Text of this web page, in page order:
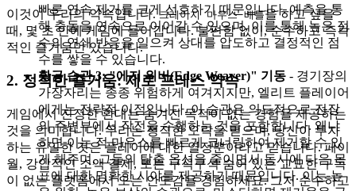
빠른 연속 제거를 크게 선호하기 때문입니다. 예측을 통
해 충돌을 연속으로 이어갈 수 있으며, 이를 통해 높은 점
수의 연쇄 반응을 일으켜 상대를 압도하고 결정적인 점
수를 쌓을 수 있습니다.
황금 습관 3: "에지 위버(Edge Weaver)" 기동 - 경기장의
가장자리는 종종 위험하게 여겨지지만, 엘리트 플레이어
에게는 전략적 이점입니다. 이 습관은 의도적으로 전장
의 주변부에서 작전을 수행하는 것을 포함합니다. 왜냐
하면 이는 적 마우스를 빠르게 코너링하여 제거할 수 있
게 해주며, 그들의 탈출 옵션을 줄이면서 동시에 다음 목
표에 대한 명확한 시야를 제공하기 때문입니다. 이는 높
이것이 우리의 약속입니다.크레이지 마우스 배틀을 하고 싶을
때, 몇 초 안에 게임에 들어갑니다. 불편함 없이, 순수하고 즉각
적인 즐거움만 있습니다.
2. 정직한 즐거움: 제로 프레스 약속
게임에서 진정한 환대는 숨겨진 목적이 없는 경험을 제공하는
것을 의미합니다. 우리는 정직한 오락을 믿으며, 당신이 투자
하는 유일한 것은 플레이에 대한 열정뿐이라고 믿습니다. 페이
월, 강압적인 소액 결제, 또는 구석구석 숨어 있는 교묘한 구독
이 없는 플랫폼에서 오는 안도감을 경험하세요. 그저 순수하고